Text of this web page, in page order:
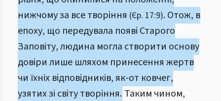
нижчому за все творіння (Єр. 17:9). Отож, в
епоху, що передувала появі Старого
Заповіту, людина могла створити основу
довіри лише шляхом принесення жертв
чи їхніх відповідників, як-от ковчег,
узятих зі світу творіння. Таким чином,